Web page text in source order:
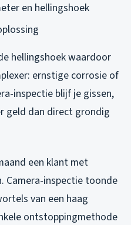
en hellingshoek
hellingshoek waardoor
ernstige corrosie of
inspectie blijf je gissen,
geld dan direct grondig
een klant met
Camera-inspectie toonde
van een haag
ontstoppingmethode